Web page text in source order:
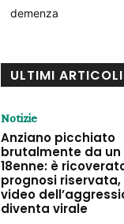
demenza
ULTIMI ARTICOLI
Notizie
Anziano picchiato
brutalmente da un
18enne: è
prognosi riservata,
video
diventa virale